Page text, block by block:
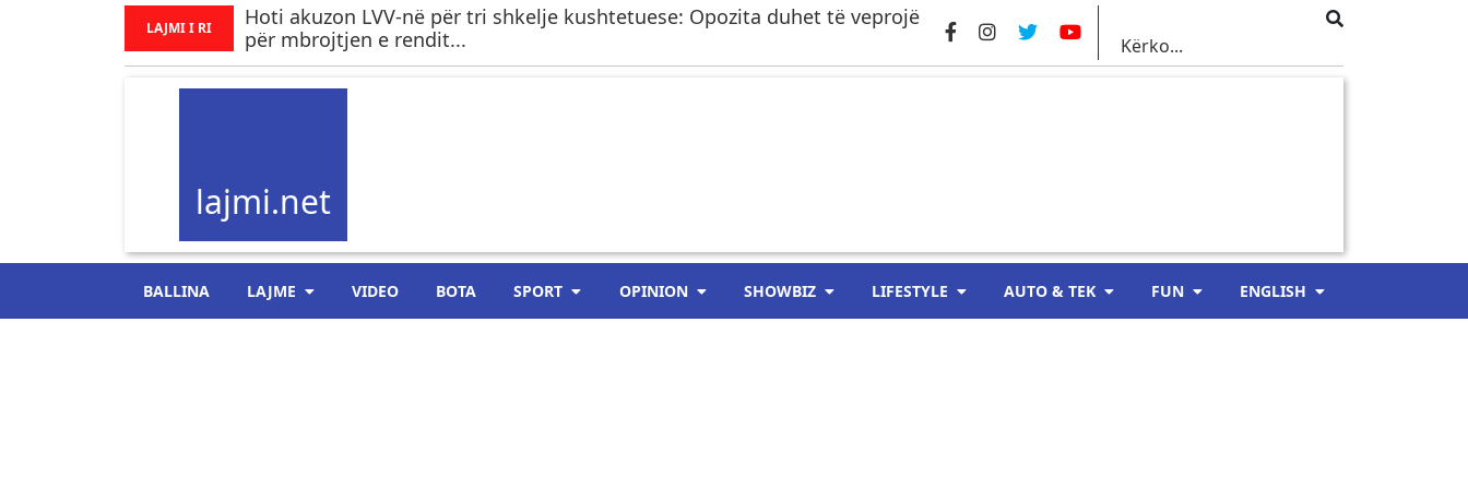
LAJMI I RI
Hoti akuzon LVV-në për tri shkelje kushtetuese: Opozita duhet të veprojë
për mbrojtjen e rendit...
lajmi.net
BALLINA LAJME VIDEO BOTA SPORT OPINION SHOWBIZ LIFESTYLE AUTO & TEK FUN ENGLISH